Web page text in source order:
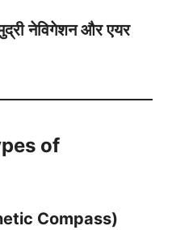
नेविगेशन और एयर
of
Compass)